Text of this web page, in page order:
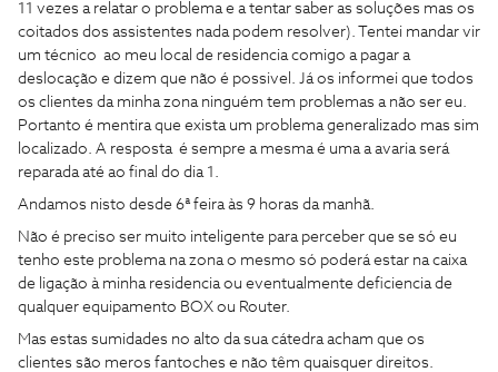
11 vezes a relatar o problema e a tentar saber as soluções mas os
coitados dos assistentes nada podem resolver). Tentei mandar vir
um técnico ao meu local de residencia comigo a pagar a
deslocação e dizem que não é possivel. Já os informei que todos
os clientes da minha zona ninguém tem problemas a não ser eu.
Portanto é mentira que exista um problema generalizado mas sim
localizado. A resposta é sempre a mesma é uma a avaria será
reparada até ao final do dia 1.
Andamos nisto desde 6ª feira às 9 horas da manhã.
Não é preciso ser muito inteligente para perceber que se só eu
tenho este problema na zona o mesmo só poderá estar na caixa
de ligação à minha residencia ou eventualmente deficiencia de
qualquer equipamento BOX ou Router.
Mas estas sumidades no alto da sua cátedra acham que os
clientes são meros fantoches e não têm quaisquer direitos.